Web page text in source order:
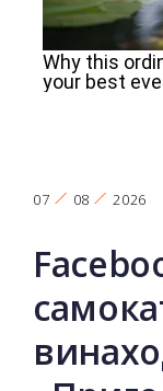
07 08 2026